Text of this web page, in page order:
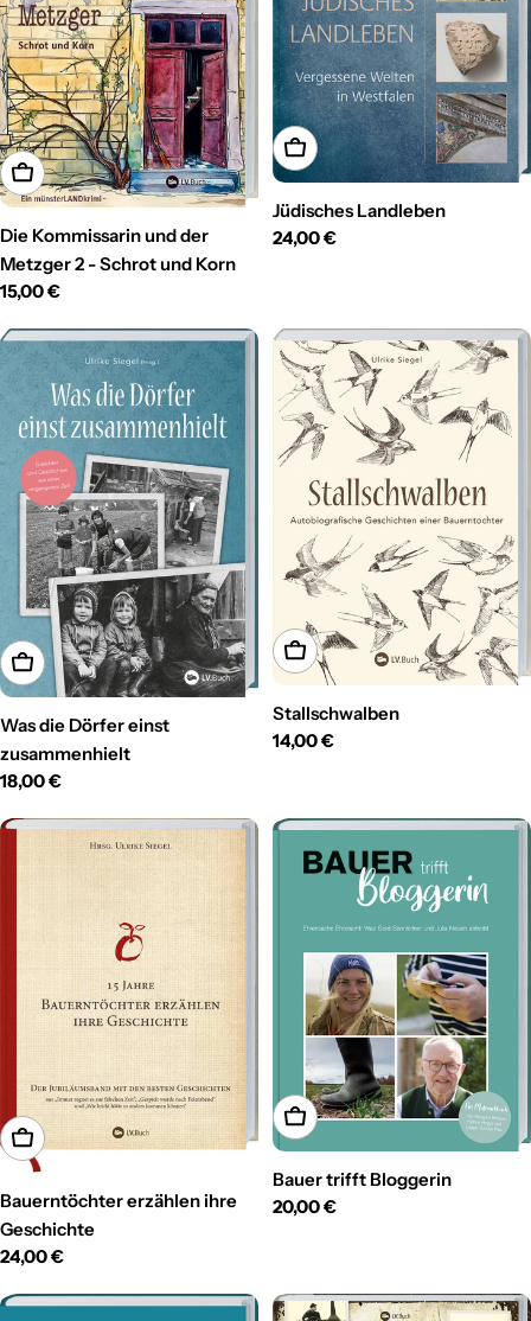
In den Warenkorb
Die Kommissarin und der
Metzger 2 - Schrot und Korn
Regulärer
15,00 €
In den Warenkorb
Jüdisches Landleben
Regulärer
24,00 €
In den Warenkorb
Was die Dörfer einst
zusammenhielt
Regulärer
18,00 €
In den Warenkorb
Stallschwalben
Regulärer
14,00 €
In den Warenkorb
Bauerntöchter erzählen ihre
Geschichte
Regulärer
24,00 €
In den Warenkorb
Bauer trifft Bloggerin
Regulärer
20,00 €